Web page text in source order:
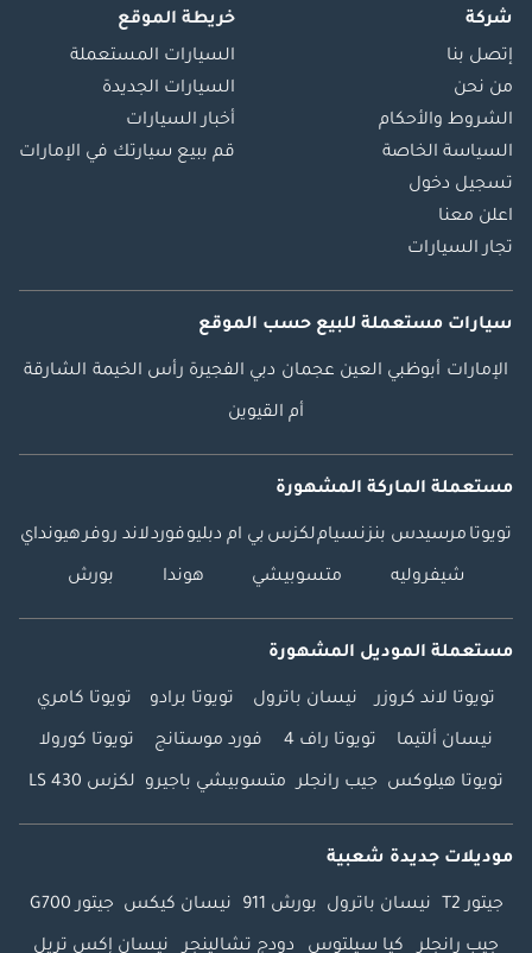
شركة
إتصل بنا
من نحن
الشروط والأحكام
السياسة الخاصة
تسجيل دخول
اعلن معنا
تجار السيارات
خريطة الموقع
السيارات المستعملة
السيارات الجديدة
أخبار السيارات
قم ببيع سيارتك في الإمارات
سيارات مستعملة للبيع حسب الموقع
الإمارات أبوظبي العين عجمان دبي الفجيرة رأس الخيمة الشارقة
أم القيوين
مستعملة الماركة المشهورة
تويوتا مرسيدس بنزنسياملكزس بي ام دبليوفوردلاند روفرهيونداي
شيفروليه متسوبيشي هوندا بورش
مستعملة الموديل المشهورة
تويوتا لاند كروزر نيسان باترول تويوتا برادو تويوتا كامري
نيسان ألتيما تويوتا راف 4 فورد موستانج تويوتا كورولا
تويوتا هيلوكس جيب رانجلر متسوبيشي باجيرو لكزس LS 430
موديلات جديدة شعبية
جيتور T2 نيسان باترول بورش 911 نيسان كيكس جيتور G700
جيب رانجلر كيا سيلتوس دودج تشالينجر نيسان إكس تريل